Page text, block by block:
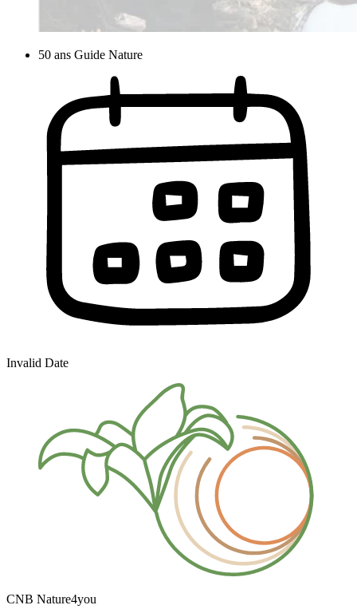
50 ans Guide Nature
Invalid Date
CNB Nature4you